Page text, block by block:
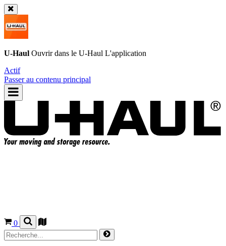
U-Haul Ouvrir dans le U-Haul L'application
Actif
Passer au contenu principal
0